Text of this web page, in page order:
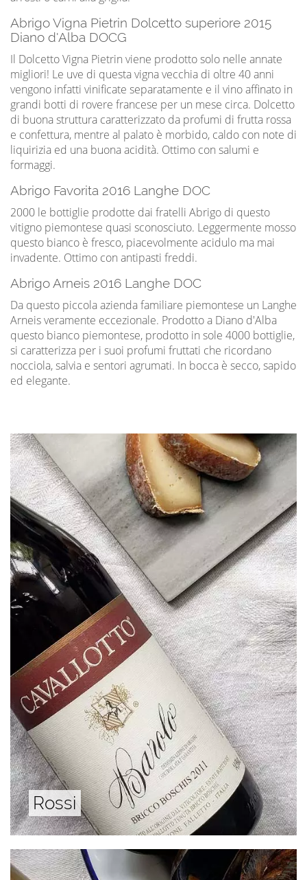
Abrigo Vigna Pietrin Dolcetto superiore 2015
Diano d'Alba DOCG
Il Dolcetto Vigna Pietrin viene prodotto solo nelle annate
migliori! Le uve di questa vigna vecchia di oltre 40 anni
vengono infatti vinificate separatamente e il vino affinato in
grandi botti di rovere francese per un mese circa. Dolcetto
di buona struttura caratterizzato da profumi di frutta rossa
e confettura, mentre al palato è morbido, caldo con note di
liquirizia ed una buona acidità. Ottimo con salumi e
formaggi.
Abrigo Favorita 2016 Langhe DOC
2000 le bottiglie prodotte dai fratelli Abrigo di questo
vitigno piemontese quasi sconosciuto. Leggermente mosso
questo bianco è fresco, piacevolmente acidulo ma mai
invadente. Ottimo con antipasti freddi.
Abrigo Arneis 2016 Langhe DOC
Da questo piccola azienda familiare piemontese un Langhe
Arneis veramente eccezionale. Prodotto a Diano d'Alba
questo bianco piemontese, prodotto in sole 4000 bottiglie,
si caratterizza per i suoi profumi fruttati che ricordano
nocciola, salvia e sentori agrumati. In bocca è secco, sapido
ed elegante.
Rossi